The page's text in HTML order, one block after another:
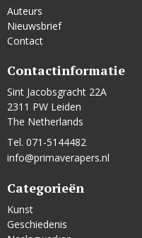
Auteurs
Nieuwsbrief
Contact
Contactinformatie
Sint Jacobsgracht 22A
2311 PW Leiden
The Netherlands
Tel. 071-5144482
info@primaverapers.nl
Categorieën
Kunst
Geschiedenis